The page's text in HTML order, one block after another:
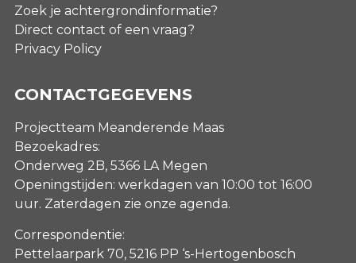
Zoek je achtergrondinformatie?
Direct contact of een vraag?
Privacy Policy
CONTACTGEGEVENS
Projectteam Meanderende Maas
Bezoekadres:
Onderweg 2B, 5366 LA Megen
Openingstijden: werkdagen van 10:00 tot 16:00
uur. Zaterdagen zie onze agenda.
Correspondentie:
Pettelaarpark 70, 5216 PP ‘s-Hertogenbosch